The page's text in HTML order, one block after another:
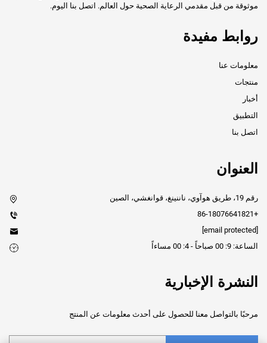
موثوقة من قبل مقدمي الرعاية الصحية حول العالم. اتصل بنا اليوم.
روابط مفيدة
معلومات عنا
منتجات
أخبار
التطبيق
اتصل بنا
العنوان
رقم 19، طريق هوآوي، ناننينغ، قوانغشي، الصين
+86-18076641821
[email protected]
الساعة: 9: 00 صباحاً - 4: 00 مساءاً
النشرة الإخبارية
مرحبًا بالتواصل معنا للحصول على أحدث معلومات عن المنتج